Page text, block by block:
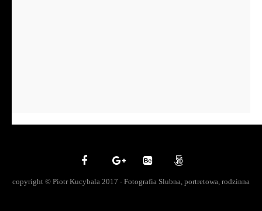
copyright © Piotr Kucybala 2017 - Fotografia Slubna, portretowa, rodzinna